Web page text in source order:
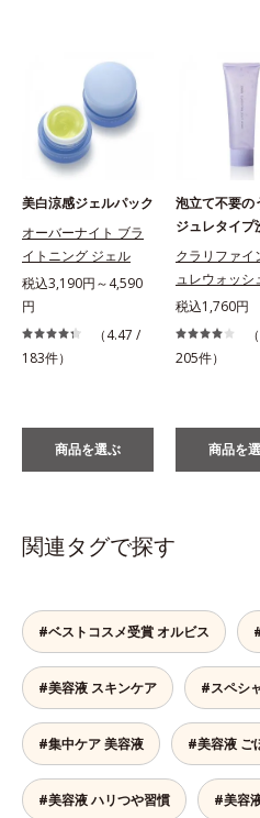
美白涼感ジェルパック
オーバーナイト ブラ
イトニング ジェル
税込3,190円～4,590
円
（4.47 /
183件）
商品を選ぶ
泡立て不要の
ジュレタイプ
クラリファイ
ュレウォッシ
税込1,760円
205件）
商品を
関連タグで探す
#ベストコスメ受賞 オルビス
#美容液 スキンケア #スペシ
#集中ケア 美容液 #美容液 ご
#美容液 ハリつや習慣 #美容